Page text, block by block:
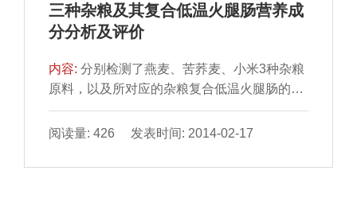
三种杂粮及其复合低温火腿肠营养成
分分析及评价
内容:分别检测了燕麦、苦荞麦、小米3种杂粮
原料，以及所对应的杂粮复合低温火腿肠的营
养成分，并对其进行了营养价值评价。结果表
明：燕麦片、苦...
阅读量: 426 发表时间: 2014-02-17